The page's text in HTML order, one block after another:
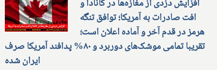
افزایش دزدی از مغازه‌ها در کانادا و
افت صادرات به آمریکا؛ توافق تنگه
هرمز در قدم آخر و آماده اعلان است؛
تقریبا تمامی موشک‌های دوربرد و ۸۰% پدافند آمریکا صرف
ایران شده